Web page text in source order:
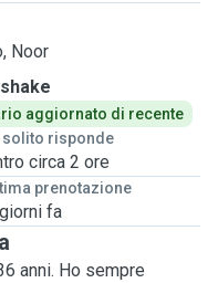
Noor
aggiornato di recente
solito risponde
circa 2 ore
prenotazione
fa
anni. Ho sempre